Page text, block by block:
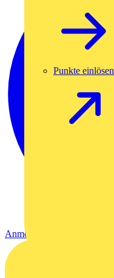
Punkte einlösen
Anmelden